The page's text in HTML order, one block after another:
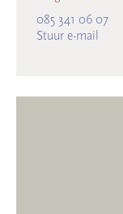
085 341 06 07
Stuur e-mail